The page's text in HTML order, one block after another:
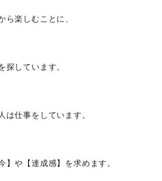
ら楽しむことに、
探しています。
は仕事をしています。
】や【達成感】を求めます。